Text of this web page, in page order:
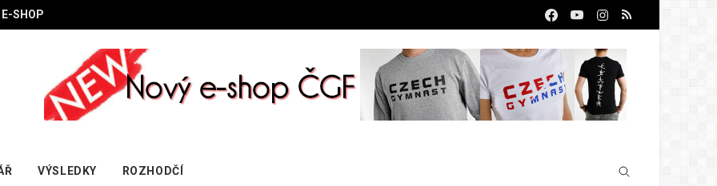
E-SHOP
VÝSLEDKY ROZHODČÍ